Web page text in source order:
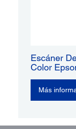
Escáner
Color
Más